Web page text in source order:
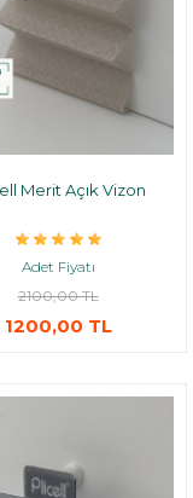
Merit Açık Vizon
Adet Fiyatı
2100,00 TL
1200,00 TL